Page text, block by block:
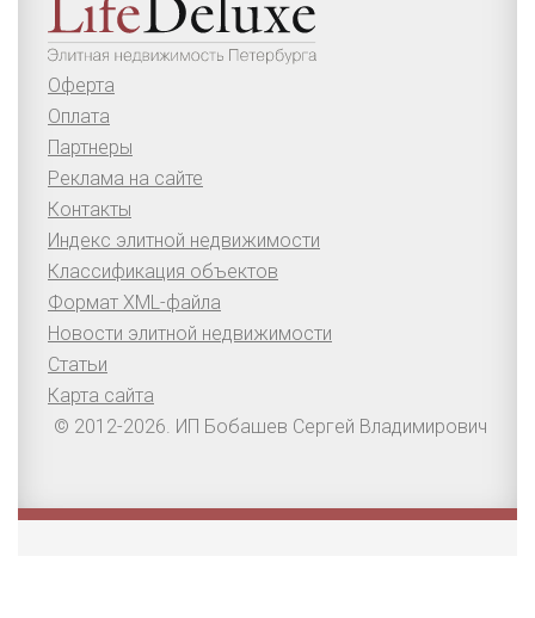
Оферта
Оплата
Партнеры
Реклама на сайте
Контакты
Индекс элитной недвижимости
Классификация объектов
Формат XML-файла
Новости элитной недвижимости
Статьи
Карта сайта
© 2012-2026. ИП Бобашев Сергей Владимирович